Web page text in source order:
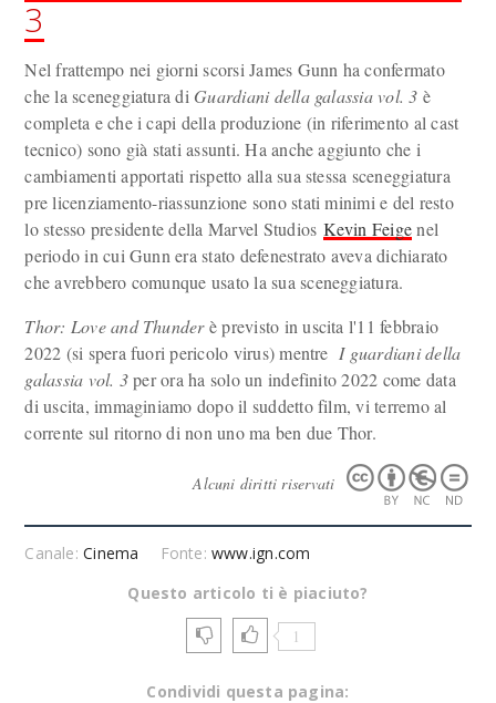
3
Nel frattempo nei giorni scorsi James Gunn ha confermato
che la sceneggiatura di Guardiani della galassia vol. 3 è
completa e che i capi della produzione (in riferimento al cast
tecnico) sono già stati assunti. Ha anche aggiunto che i
cambiamenti apportati rispetto alla sua stessa sceneggiatura
pre licenziamento-riassunzione sono stati minimi e del resto
lo stesso presidente della Marvel Studios Kevin Feigenel
periodo in cui Gunn era stato defenestrato aveva dichiarato
che avrebbero comunque usato la sua sceneggiatura.
Thor: Love and Thunderè previsto in uscita l'11 febbraio
2022 (si spera fuori pericolo virus) mentre I guardiani della
galassia vol. 3per ora ha solo un indefinito 2022 come data
di uscita, immaginiamo dopo il suddetto film, vi terremo al
corrente sul ritorno di non uno ma ben due Thor.
Alcuni diritti riservati
Canale:Cinema Fonte:www.ign.com
Questo articolo ti è piaciuto?
1
Condividi questa pagina: